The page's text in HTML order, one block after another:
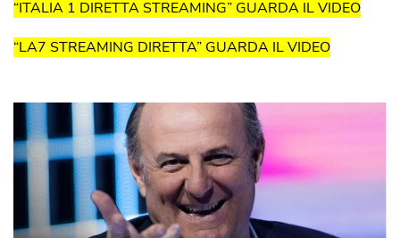
“ITALIA 1 DIRETTA STREAMING” GUARDA IL VIDEO
“LA7 STREAMING DIRETTA” GUARDA IL VIDEO